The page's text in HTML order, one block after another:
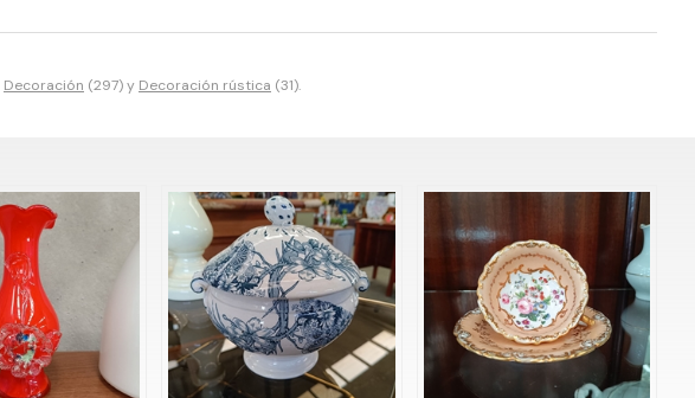
Decoración (297) y Decoración rústica (31).